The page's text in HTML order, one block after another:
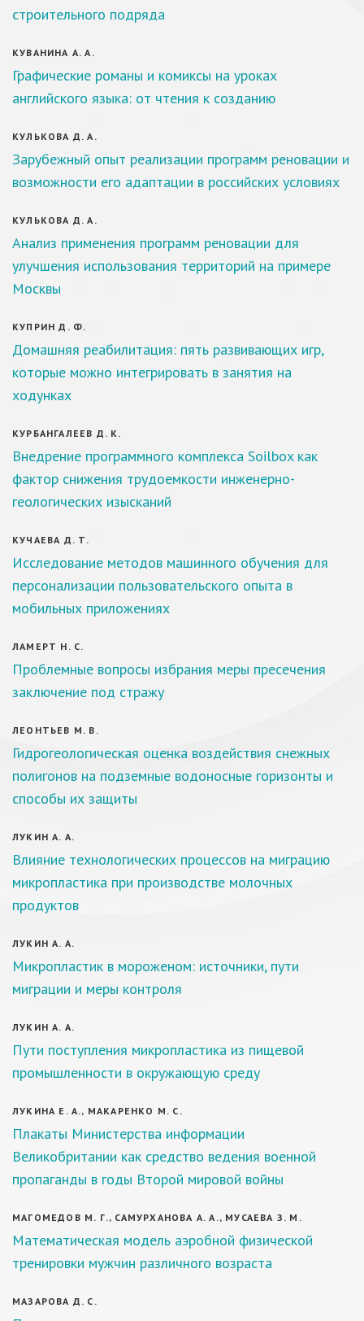
строительного подряда
КУВАНИНА А. А.
Графические романы и комиксы на уроках
английского языка: от чтения к созданию
КУЛЬКОВА Д. А.
Зарубежный опыт реализации программ реновации и
возможности его адаптации в российских условиях
КУЛЬКОВА Д. А.
Анализ применения программ реновации для
улучшения использования территорий на примере
Москвы
КУПРИН Д. Ф.
Домашняя реабилитация: пять развивающих игр,
которые можно интегрировать в занятия на
ходунках
КУРБАНГАЛЕЕВ Д. К.
Внедрение программного комплекса Soilbox как
фактор снижения трудоемкости инженерно-
геологических изысканий
КУЧАЕВА Д. Т.
Исследование методов машинного обучения для
персонализации пользовательского опыта в
мобильных приложениях
ЛАМЕРТ Н. С.
Проблемные вопросы избрания меры пресечения
заключение под стражу
ЛЕОНТЬЕВ М. В.
Гидрогеологическая оценка воздействия снежных
полигонов на подземные водоносные горизонты и
способы их защиты
ЛУКИН А. А.
Влияние технологических процессов на миграцию
микропластика при производстве молочных
продуктов
ЛУКИН А. А.
Микропластик в мороженом: источники, пути
миграции и меры контроля
ЛУКИН А. А.
Пути поступления микропластика из пищевой
промышленности в окружающую среду
ЛУКИНА Е. А., МАКАРЕНКО М. С.
Плакаты Министерства информации
Великобритании как средство ведения военной
пропаганды в годы Второй мировой войны
МАГОМЕДОВ М. Г., САМУРХАНОВА А. А., МУСАЕВА З. М.
Математическая модель аэробной физической
тренировки мужчин различного возраста
МАЗАРОВА Д. С.